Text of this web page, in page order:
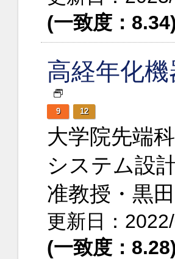
(一致度：8.34)
高経年化
9 12
大学院先端
システム設
准教授・黒
更新日：
(一致度：8.28)